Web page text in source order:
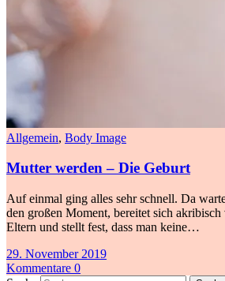
Allgemein, Body Image
Mutter werden – Die Geburt
Auf einmal ging alles sehr schnell. Da
den großen Moment, bereitet sich
Eltern und stellt fest, dass man keine…
29. November 2019
Kommentare 0